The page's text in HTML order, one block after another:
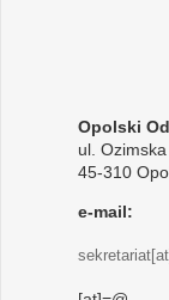
Opolski
ul.
45-310
e-mail: